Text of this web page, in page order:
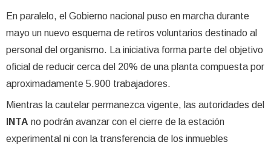
En paralelo, el Gobierno nacional puso en marcha durante
mayo un nuevo esquema de retiros voluntarios destinado al
personal del organismo. La iniciativa forma parte del objetivo
oficial de reducir cerca del 20% de una planta compuesta por
aproximadamente 5.900 trabajadores.
Mientras la cautelar permanezca vigente, las autoridades del
INTA no podrán avanzar con el cierre de la estación
experimental ni con la transferencia de los inmuebles